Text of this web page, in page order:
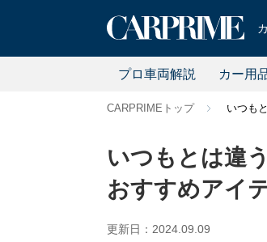
プロ車両解説 カー用
CARPRIMEトップ いつも
いつもとは違
おすすめアイ
更新日：2024.09.09